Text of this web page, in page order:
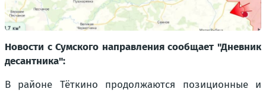
Новости с Сумского направления сообщает "Дневник
десантника":
В районе Тёткино продолжаются позиционные и